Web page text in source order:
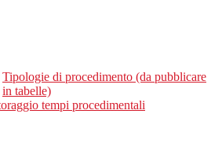
Tipologie di procedimento (da pubblicare
in tabelle)
tempi procedimentali